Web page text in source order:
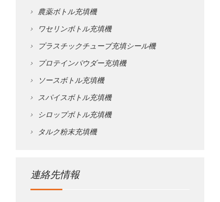
農薬ボトル充填機
ワセリンボトル充填機
プラスチックチューブ充填シール機
プロテインパウダー充填機
ソースボトル充填機
スパイスボトル充填機
シロップボトル充填機
タルク粉末充填機
連絡先情報